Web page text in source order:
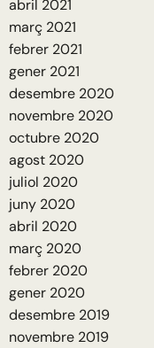
abril 2021
març 2021
febrer 2021
gener 2021
desembre 2020
novembre 2020
octubre 2020
agost 2020
juliol 2020
juny 2020
abril 2020
març 2020
febrer 2020
gener 2020
desembre 2019
novembre 2019